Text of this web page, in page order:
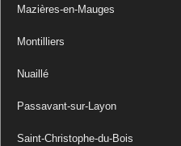
Mazières-en-Mauges
Montilliers
Nuaillé
Passavant-sur-Layon
Saint-Christophe-du-Bois